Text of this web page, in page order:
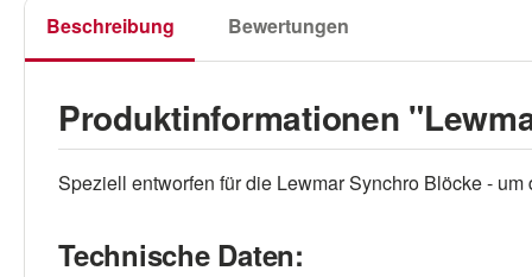
Beschreibung Bewertungen
Produktinformationen
Speziell entworfen für die Lewmar Synchro Blöcke -
Technische Daten: